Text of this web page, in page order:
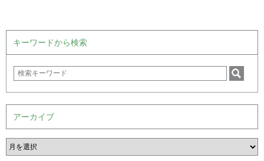
キーワードから検索
アーカイブ